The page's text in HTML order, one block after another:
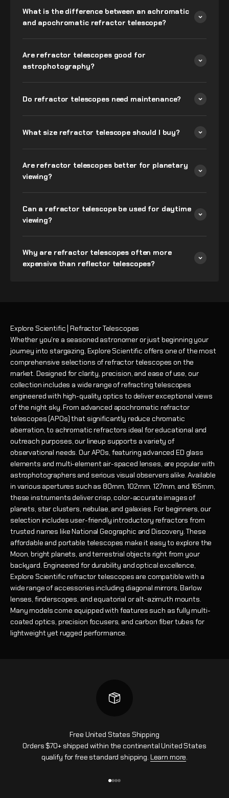
What is the difference between an achromatic
and apochromatic refractor telescope?
Are refractor telescopes good for
astrophotography?
Do refractor telescopes need maintenance?
What size refractor telescope should I buy?
Are refractor telescopes better for planetary
viewing?
Can a refractor telescope be used for daytime
viewing?
Why are refractor telescopes often more
expensive than reflector telescopes?
Explore Scientific | Refractor Telescopes
Whether you're a seasoned astronomer or just beginning your
journey into stargazing, Explore Scientific offers one of the most
comprehensive selections of refractor telescopes on the
market. Designed for clarity, precision, and ease of use, our
collection includes a wide range of refracting telescopes
engineered with high-quality optics to deliver exceptional views
of the night sky. From advanced apochromatic refractor
telescopes (APOs) that significantly reduce chromatic
aberration, to achromatic refractors ideal for educational and
outreach purposes, our lineup supports a variety of
observational needs. Our APOs, featuring advanced ED glass
elements and multi-element air-spaced lenses, are popular with
astrophotographers and serious visual observers alike. Available
in various apertures such as 80mm, 102mm, 127mm, and 165mm,
these instruments deliver crisp, color-accurate images of
planets, star clusters, nebulae, and galaxies. For beginners, our
selection includes user-friendly introductory refractors from
trusted names like National Geographic and Discovery. These
affordable and portable telescopes make it easy to explore the
Moon, bright planets, and terrestrial objects right from your
backyard. Engineered for durability and optical excellence,
Explore Scientific refractor telescopes are compatible with a
wide range of accessories including diagonal mirrors, Barlow
lenses, finderscopes, and equatorial or alt-azimuth mounts.
Many models come equipped with features such as fully multi-
coated optics, precision focusers, and carbon fiber tubes for
lightweight yet rugged performance.
Free United States Shipping
Orders $70+ shipped within the continental United States
qualify for free standard shipping. Learn more.